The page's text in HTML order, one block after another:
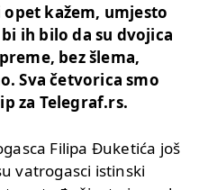
opet kažem, umjesto
ih bilo da su dvojica
bez šlema,
Sva četvorica smo
za Telegraf.rs.
Filipa Đuketića još
vatrogasci istinski